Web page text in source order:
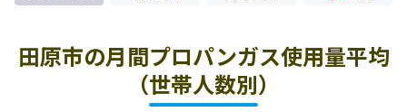
田原市の月間プロパンガス使用量平均
（世帯人数別）